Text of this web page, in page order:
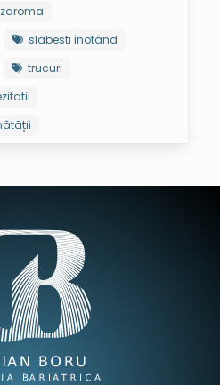
slăbesti înotând
trucuri